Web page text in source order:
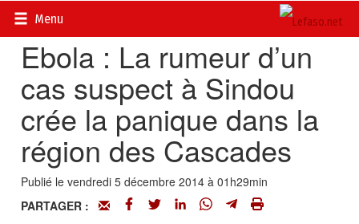
Menu
Accueil>
Ebola : La rumeur d’un
cas suspect à Sindou
crée la panique dans la
région des Cascades
Publié le vendredi 5 décembre 2014 à 01h29min
PARTAGER :